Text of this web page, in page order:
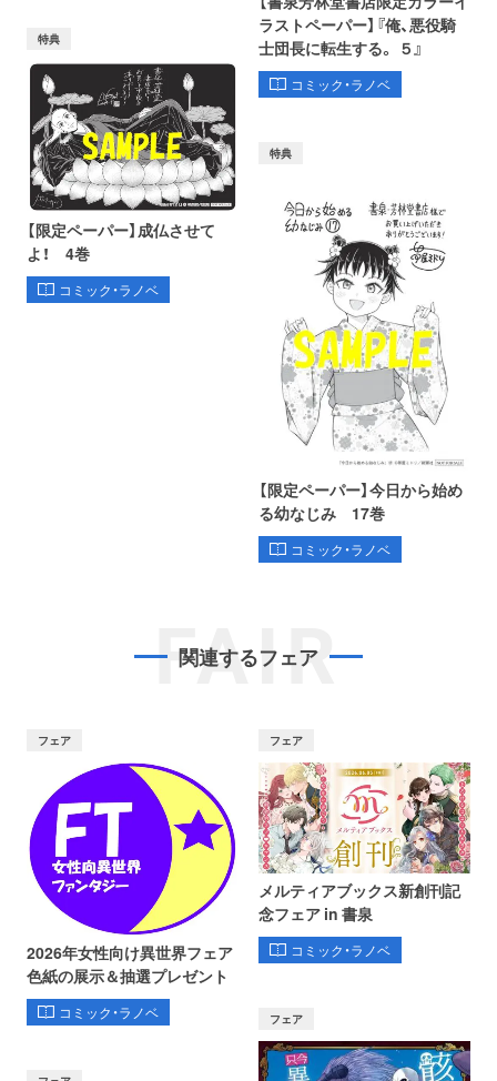
ラストペーパー】『俺、悪役騎
士団長に転生する。 ５』
コミック・ラノベ
特典
【限定ペーパー】成仏させて
よ！ 4巻
コミック・ラノベ
特典
【限定ペーパー】今日から始め
る幼なじみ 17巻
コミック・ラノベ
FAIR
関連するフェア
フェア
2026年女性向け異世界フェア
色紙の展示＆抽選プレゼント
コミック・ラノベ
フェア
メルティアブックス新創刊記
念フェア in 書泉
コミック・ラノベ
フェア